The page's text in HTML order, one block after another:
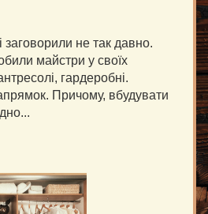
заговорили не так давно.
майстри у своїх
гардеробні.
Причому, вбудувати